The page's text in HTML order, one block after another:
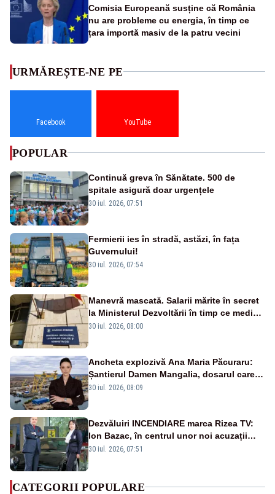
Comisia Europeană susține că România
nu are probleme cu energia, în timp ce
țara importă masiv de la patru vecini
URMĂREȘTE-NE PE
Facebook YouTube
POPULAR
Continuă greva în Sănătate. 500 de
spitale asigură doar urgențele
30 iul. 2026, 07:51
Fermierii ies în stradă, astăzi, în fața
Guvernului!
30 iul. 2026, 07:54
Manevră mascată. Salarii mărite în secret
la Ministerul Dezvoltării în timp ce medicii
ies în stradă
30 iul. 2026, 08:00
Ancheta explozivă Ana Maria Păcuraru:
Șantierul Damen Mangalia, dosarul care
scufundă apărarea României
30 iul. 2026, 08:09
Dezvăluiri INCENDIARE marca Rizea TV:
Ion Bazac, în centrul unor noi acuzații
publice
30 iul. 2026, 07:51
CATEGORII POPULARE